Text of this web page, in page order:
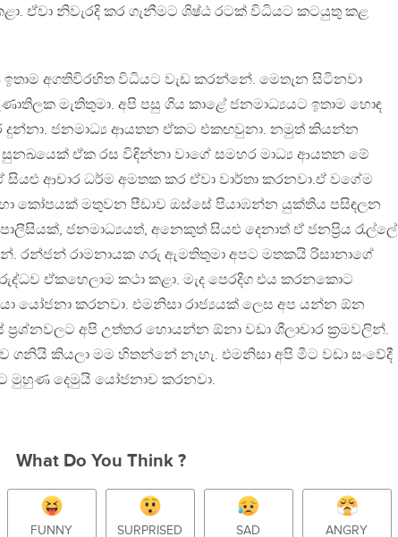
ඒවා නිවැරදි කර ගැනීමට ශිෂ්ඨ රටක් විධියට කටයුතු කළ
ඉතාම අගතිවිරහිත විධියට වැඩ කරන්නේ. මෙතැන සිටිනවා
මැතිතුමා. අපි පසු ගිය කාළේ ජනමාධ්‍යයට ඉතාම හොඳ
දුන්නා. ජනමාධ්‍ය ආයතන ඒකට එකඟවුනා. නමුත් කියන්න
ඒක රස විඳින්නා වාගේ සමහර මාධ්‍ය ආයතන මේ
ආචාර ධර්ම අමතක කර ඒවා වාර්තා කරනවා.ඒ වගේම
කෝපයක් මතුවන පීඩාව ඔස්සේ පියාඹන්න යුක්තිය පසිඳලන
ජනමාධ්‍යයත්, අනෙකුත් සියළු දෙනාත් ඒ ජනප්‍රිය රැල්ලේ
රන්ජන් රාමනායක ගරු ඇමතිතුමා අපට මතකයි රිසානාගේ
ඒකහෙලාම කථා කළා. මැද පෙරදිග එය කරනකොට
යෝජනා කරනවා. එමනිසා රාජ්‍යයක් ලෙස අප යන්න ඕන
අපි උත්තර හොයන්න ඕනා වඩා ශීලාචාර ක්‍රමවලින්.
ගනියි කියලා මම හිතන්නේ නැහැ. එමනිසා අපි මීට වඩා සංවේදී
මුහුණ දෙමුයි යෝජනාච කරනවා.
What Do You Think ?
FUNNY SURPRISED SAD ANGRY